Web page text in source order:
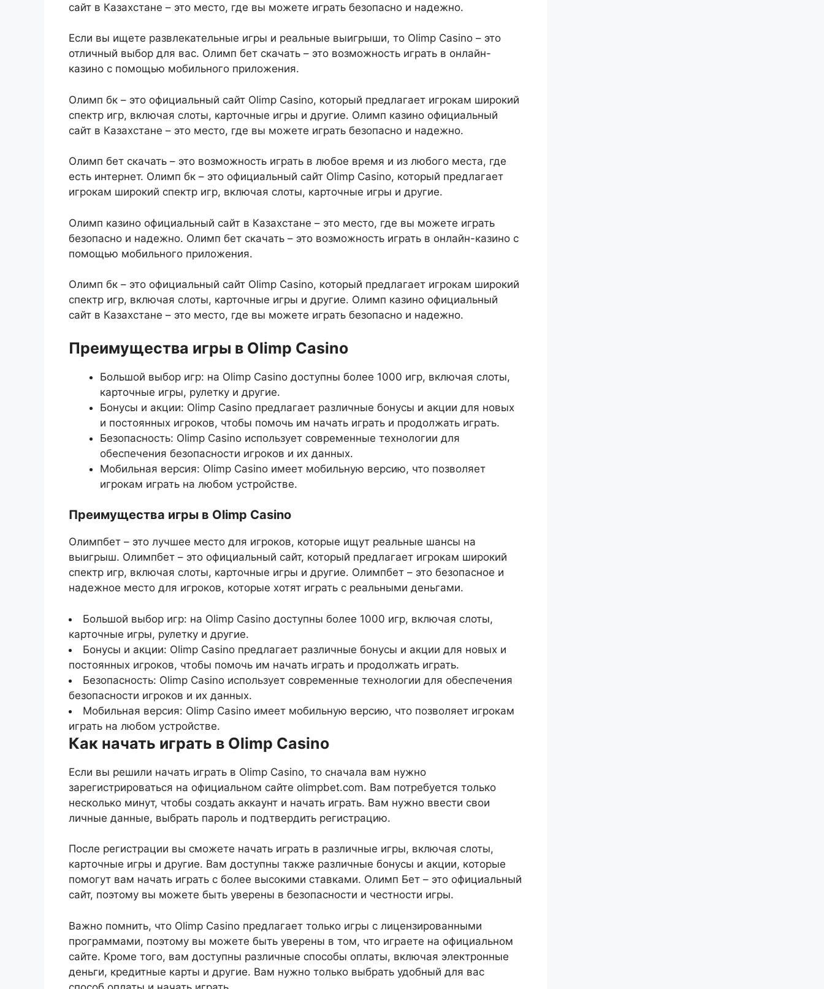
сайт в Казахстане – это место, где вы можете играть безопасно и надежно.
Если вы ищете развлекательные игры и реальные выигрыши, то Olimp Casino – это
отличный выбор для вас. Олимп бет скачать – это возможность играть в онлайн-
казино с помощью мобильного приложения.
Олимп бк – это официальный сайт Olimp Casino, который предлагает игрокам широкий
спектр игр, включая слоты, карточные игры и другие. Олимп казино официальный
сайт в Казахстане – это место, где вы можете играть безопасно и надежно.
Олимп бет скачать – это возможность играть в любое время и из любого места, где
есть интернет. Олимп бк – это официальный сайт Olimp Casino, который предлагает
игрокам широкий спектр игр, включая слоты, карточные игры и другие.
Олимп казино официальный сайт в Казахстане – это место, где вы можете играть
безопасно и надежно. Олимп бет скачать – это возможность играть в онлайн-казино с
помощью мобильного приложения.
Олимп бк – это официальный сайт Olimp Casino, который предлагает игрокам широкий
спектр игр, включая слоты, карточные игры и другие. Олимп казино официальный
сайт в Казахстане – это место, где вы можете играть безопасно и надежно.
Преимущества игры в Olimp Casino
Большой выбор игр: на Olimp Casino доступны более 1000 игр, включая слоты,
карточные игры, рулетку и другие.
Бонусы и акции: Olimp Casino предлагает различные бонусы и акции для новых
и постоянных игроков, чтобы помочь им начать играть и продолжать играть.
Безопасность: Olimp Casino использует современные технологии для
обеспечения безопасности игроков и их данных.
Мобильная версия: Olimp Casino имеет мобильную версию, что позволяет
игрокам играть на любом устройстве.
Преимущества игры в Olimp Casino
Олимпбет – это лучшее место для игроков, которые ищут реальные шансы на
выигрыш. Олимпбет – это официальный сайт, который предлагает игрокам широкий
спектр игр, включая слоты, карточные игры и другие. Олимпбет – это безопасное и
надежное место для игроков, которые хотят играть с реальными деньгами.
Большой выбор игр: на Olimp Casino доступны более 1000 игр, включая слоты,
карточные игры, рулетку и другие.
Бонусы и акции: Olimp Casino предлагает различные бонусы и акции для новых и
постоянных игроков, чтобы помочь им начать играть и продолжать играть.
Безопасность: Olimp Casino использует современные технологии для обеспечения
безопасности игроков и их данных.
Мобильная версия: Olimp Casino имеет мобильную версию, что позволяет игрокам
играть на любом устройстве.
Как начать играть в Olimp Casino
Если вы решили начать играть в Olimp Casino, то сначала вам нужно
зарегистрироваться на официальном сайте olimpbet.com. Вам потребуется только
несколько минут, чтобы создать аккаунт и начать играть. Вам нужно ввести свои
личные данные, выбрать пароль и подтвердить регистрацию.
После регистрации вы сможете начать играть в различные игры, включая слоты,
карточные игры и другие. Вам доступны также различные бонусы и акции, которые
помогут вам начать играть с более высокими ставками. Олимп Бет – это официальный
сайт, поэтому вы можете быть уверены в безопасности и честности игры.
Важно помнить, что Olimp Casino предлагает только игры с лицензированными
программами, поэтому вы можете быть уверены в том, что играете на официальном
сайте. Кроме того, вам доступны различные способы оплаты, включая электронные
деньги, кредитные карты и другие. Вам нужно только выбрать удобный для вас